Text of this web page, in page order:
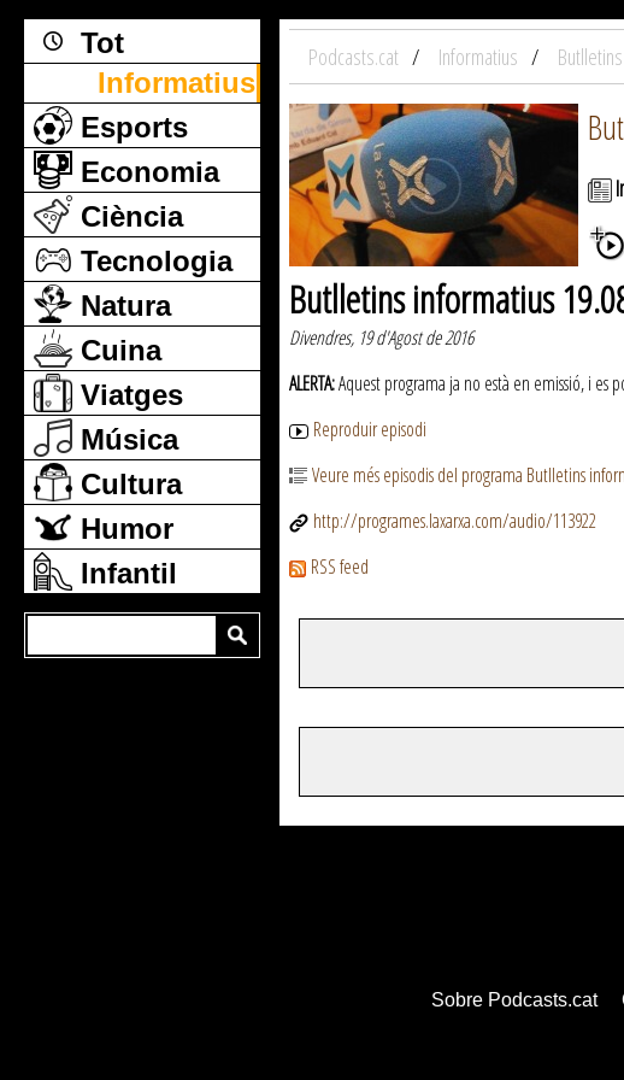
Tot
Informatius
Esports
Economia
Ciència
Tecnologia
Natura
Cuina
Viatges
Música
Cultura
Humor
Infantil
Podcasts.cat Informatius
Butlletins informatius
Divendres, 19 d'Agost de 2016
ALERTA:Aquest programa ja no està en emissió, i es
Reproduir episodi
Veure més episodis del programa Butlletins
http://programes.laxarxa.com/audio/113922
RSS feed
Sobre Podcasts.cat